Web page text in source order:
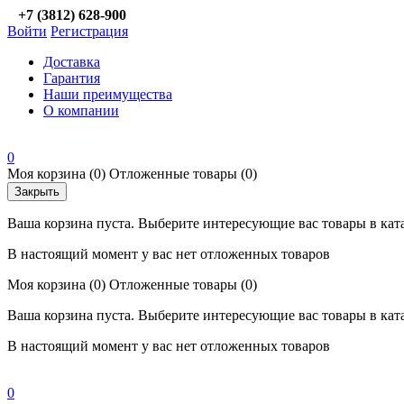
+7 (3812) 628-900
Войти Регистрация
Доставка
Гарантия
Наши преимущества
О компании
0
Моя корзина (0) Отложенные товары (0)
Закрыть
Ваша корзина пуста. Выберите интересующие вас товары в
В настоящий момент у вас нет отложенных товаров
Моя корзина (0) Отложенные товары (0)
Ваша корзина пуста. Выберите интересующие вас товары в
В настоящий момент у вас нет отложенных товаров
0